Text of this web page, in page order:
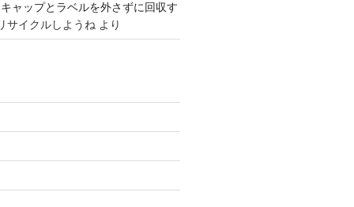
ャップとラベルを外さずに回収す
サイクルしようねより